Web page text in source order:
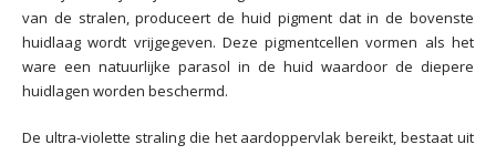
van de stralen, produceert de huid pigment dat in de bovenste
huidlaag wordt vrijgegeven. Deze pigmentcellen vormen als het
ware een natuurlijke parasol in de huid waardoor de diepere
huidlagen worden beschermd.
De ultra-violette straling die het aardoppervlak bereikt, bestaat uit